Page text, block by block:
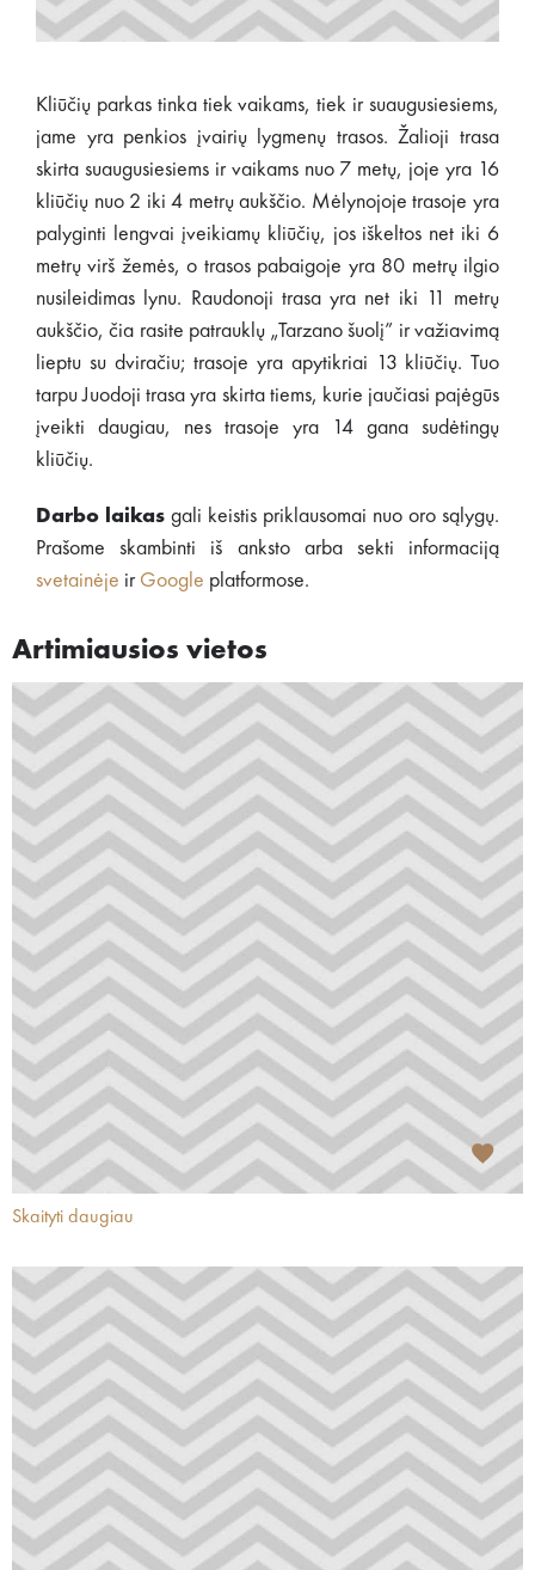
Kliūčių parkas tinka tiek vaikams, tiek ir suaugusiesiems,
jame yra penkios įvairių lygmenų trasos. Žalioji trasa
skirta suaugusiesiems ir vaikams nuo 7 metų, joje yra 16
kliūčių nuo 2 iki 4 metrų aukščio. Mėlynojoje trasoje yra
palyginti lengvai įveikiamų kliūčių, jos iškeltos net iki 6
metrų virš žemės, o trasos pabaigoje yra 80 metrų ilgio
nusileidimas lynu. Raudonoji trasa yra net iki 11 metrų
aukščio, čia rasite patrauklų „Tarzano šuolį” ir važiavimą
lieptu su dviračiu; trasoje yra apytikriai 13 kliūčių. Tuo
tarpu Juodoji trasa yra skirta tiems, kurie jaučiasi pajėgūs
įveikti daugiau, nes trasoje yra 14 gana sudėtingų
kliūčių.
Darbo laikas gali keistis priklausomai nuo oro sąlygų.
Prašome skambinti iš anksto arba sekti informaciją
svetainėje ir Google platformose.
Artimiausios vietos
Skaityti daugiau